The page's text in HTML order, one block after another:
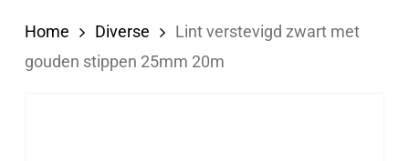
Home Diverse
Lint verstevigd zwart met
gouden stippen 25mm 20m